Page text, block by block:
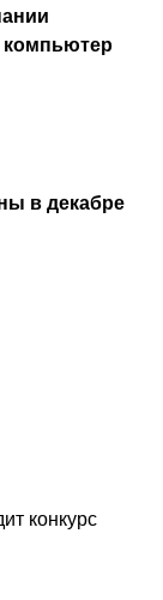
компьютер
в декабре
конкурс